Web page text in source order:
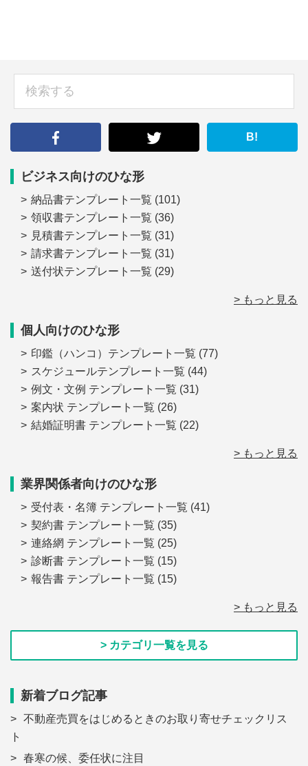
B!
ビジネス向けのひな形
納品書テンプレート一覧 (101)
領収書テンプレート一覧 (36)
見積書テンプレート一覧 (31)
請求書テンプレート一覧 (31)
送付状テンプレート一覧 (29)
> もっと見る
個人向けのひな形
印鑑（ハンコ）テンプレート一覧 (77)
スケジュールテンプレート一覧 (44)
例文・文例 テンプレート一覧 (31)
案内状 テンプレート一覧 (26)
結婚証明書 テンプレート一覧 (22)
> もっと見る
業界関係者向けのひな形
受付表・名簿 テンプレート一覧 (41)
契約書 テンプレート一覧 (35)
連絡網 テンプレート一覧 (25)
診断書 テンプレート一覧 (15)
報告書 テンプレート一覧 (15)
> もっと見る
> カテゴリ一覧を見る
新着ブログ記事
不動産売買をはじめるときのお取り寄せチェックリス
ト
春寒の候、委任状に注目